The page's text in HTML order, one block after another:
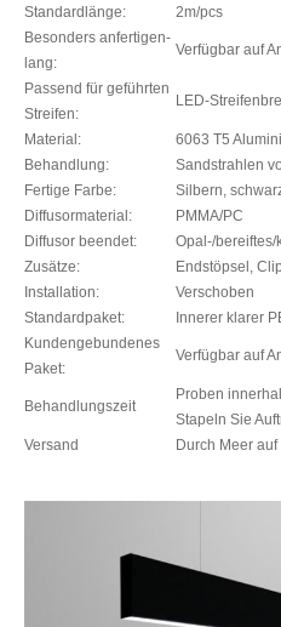
Standardlänge:
2m/pcs
Besonders anfertigen-
lang:
Verfügbar auf
Passend für geführten
Streifen:
LED-
Material:
6063 T5
Behandlung:
Sandstrahlen
Fertige Farbe:
Silbern,
Diffusormaterial:
PMMA/PC
Diffusor beendet:
Opal-/
Zusätze:
Endstöpsel, Clip
Installation:
Verschoben
Standardpaket:
Innerer klarer
Kundengebundenes
Paket:
Verfügbar auf
Behandlungszeit
Proben
Stapeln Sie
Versand
Durch Meer